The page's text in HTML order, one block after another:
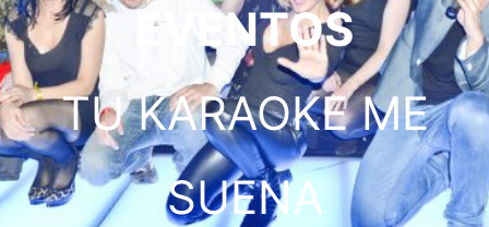
EVENTOS
TU KARAOKE ME
SUENA